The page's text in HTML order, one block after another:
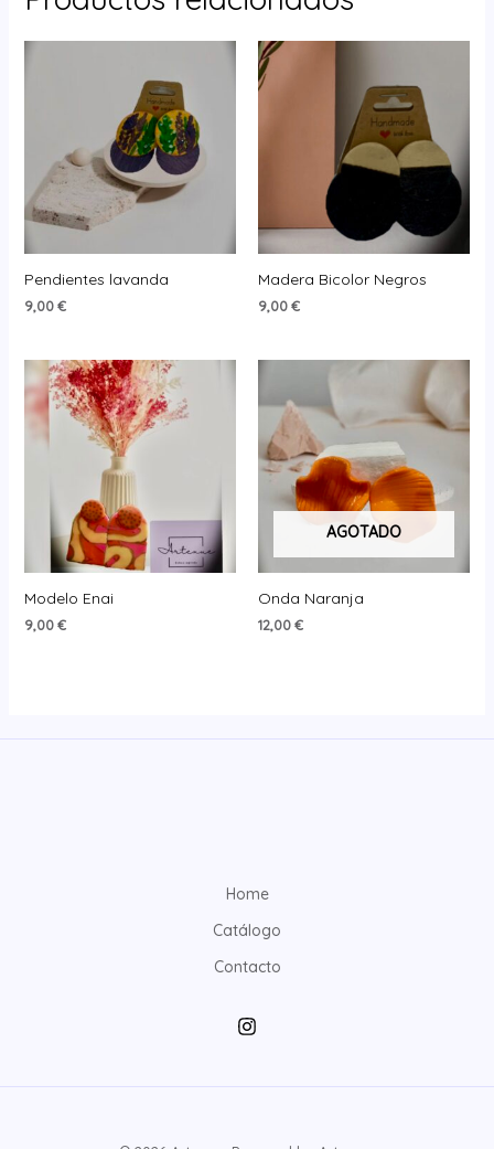
Pendientes lavanda
9,00€
Madera Bicolor Negros
9,00€
Modelo Enai
9,00€
AGOTADO
Onda Naranja
12,00€
Home
Catálogo
Contacto